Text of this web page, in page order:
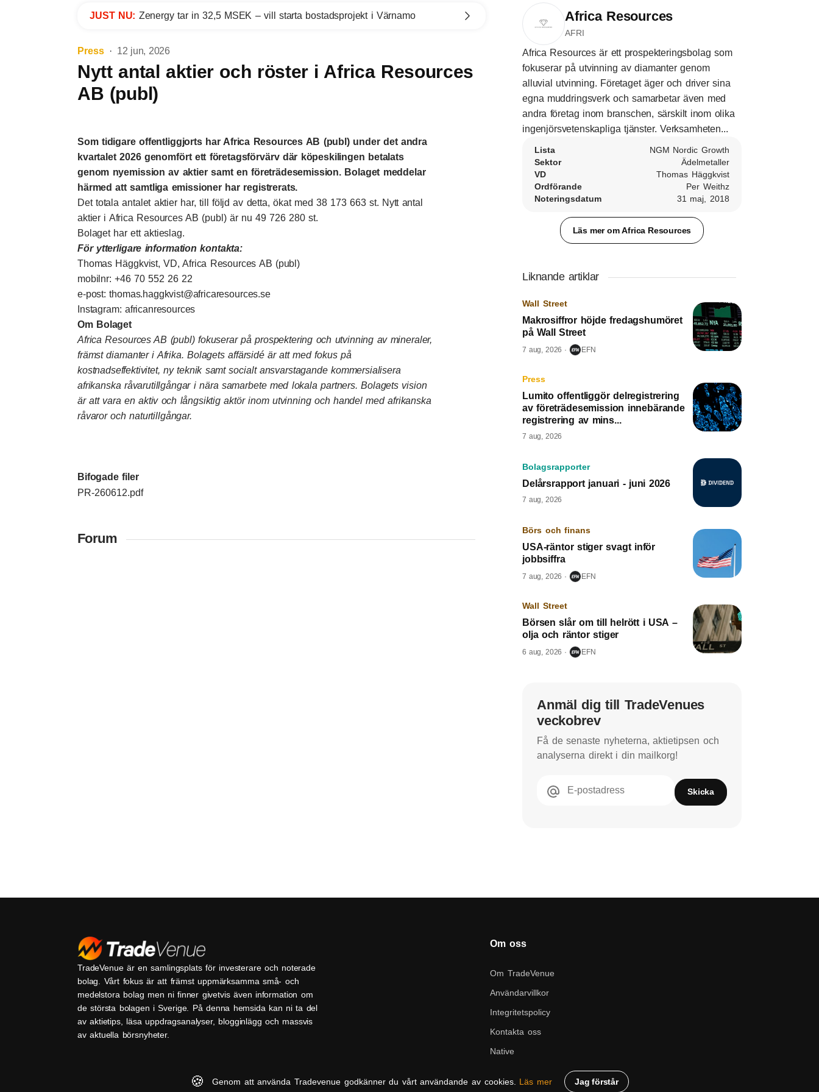
JUST NU: Zenergy tar in 32,5 MSEK – vill starta bostadsprojekt i Värnamo
Press 12 jun, 2026
Nytt antal aktier och röster i Africa Resources
AB (publ)
Som tidigare offentliggjorts har Africa Resources AB (publ) under det andra
kvartalet 2026 genomfört ett företagsförvärv där köpeskilingen betalats
genom nyemission av aktier samt en företrädesemission. Bolaget meddelar
härmed att samtliga emissioner har registrerats.
Det totala antalet aktier har, till följd av detta, ökat med 38 173 663 st. Nytt antal
aktier i Africa Resources AB (publ) är nu 49 726 280 st.
Bolaget har ett aktieslag.
För ytterligare information kontakta:
Thomas Häggkvist, VD, Africa Resources AB (publ)
mobilnr: +46 70 552 26 22
e-post: thomas.haggkvist@africaresources.se
Instagram: africanresources
Om Bolaget
Africa Resources AB (publ) fokuserar på prospektering och utvinning av mineraler,
främst diamanter i Afrika. Bolagets affärsidé är att med fokus på
kostnadseffektivitet, ny teknik samt socialt ansvarstagande kommersialisera
afrikanska råvarutillgångar i nära samarbete med lokala partners. Bolagets vision
är att vara en aktiv och långsiktig aktör inom utvinning och handel med afrikanska
råvaror och naturtillgångar.
Bifogade filer
PR-260612.pdf
Forum
Africa Resources
AFRI
Africa Resources är ett prospekteringsbolag som
fokuserar på utvinning av diamanter genom
alluvial utvinning. Företaget äger och driver sina
egna muddringsverk och samarbetar även med
andra företag inom branschen, särskilt inom olika
ingenjörsvetenskapliga tjänster. Verksamheten...
Lista
NGM Nordic Growth
Sektor
Ädelmetaller
VD
Thomas Häggkvist
Ordförande
Per Weithz
Noteringsdatum
31 maj, 2018
Läs mer om Africa Resources
Liknande artiklar
Wall Street
Makrosiffror höjde fredagshumöret
på Wall Street
7 aug, 2026 EFN
Press
Lumito offentliggör delregistrering
av företrädesemission innebärande
registrering av mins...
7 aug, 2026
Bolagsrapporter
Delårsrapport januari - juni 2026
7 aug, 2026
Börs och finans
USA-räntor stiger svagt inför
jobbsiffra
7 aug, 2026 EFN
Wall Street
Börsen slår om till helrött i USA –
olja och räntor stiger
6 aug, 2026 EFN
Anmäl dig till TradeVenues
veckobrev
Få de senaste nyheterna, aktietipsen och
analyserna direkt i din mailkorg!
E-postadress Skicka
TradeVenue är en samlingsplats för investerare och noterade
bolag. Vårt fokus är att främst uppmärksamma små- och
medelstora bolag men ni finner givetvis även information om
de största bolagen i Sverige. På denna hemsida kan ni ta del
av aktietips, läsa uppdragsanalyser, blogginlägg och massvis
av aktuella börsnyheter.
Om oss
Om TradeVenue
Användarvillkor
Integritetspolicy
Kontakta oss
Native
🍪 Genom att använda Tradevenue godkänner du vårt användande av cookies. Läs mer Jag förstår